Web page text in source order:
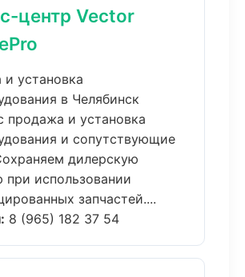
центр Vector
установка
в Челябинск
продажа и установка
и сопутствующие
дилерскую
при использовании
запчастей....
8 (965) 182 37 54